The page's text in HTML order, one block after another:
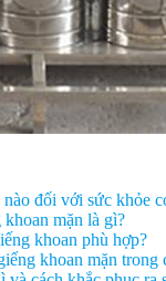
đối với sức khỏe
mặn là gì?
khoan phù hợp?
khoan mặn trong